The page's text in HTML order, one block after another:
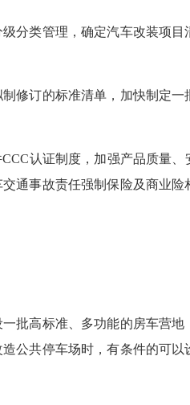
分类管理，确定汽车改装项目
修订的标准清单，加快制定
认证制度，加强产品质量
通事故责任强制保险及商业险
批高标准、多功能的房车营
公共停车场时，有条件的可以